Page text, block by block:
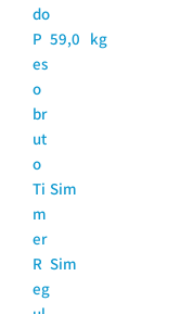
do
P
es
o
br
ut
o
59,0 kg
Ti
m
er
Sim
R
eg
Sim